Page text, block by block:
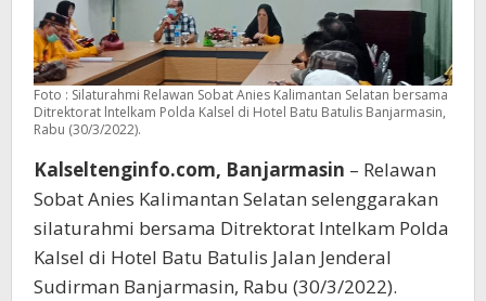
Foto : Silaturahmi Relawan Sobat Anies Kalimantan Selatan bersama
Ditrektorat lntelkam Polda Kalsel di Hotel Batu Batulis Banjarmasin,
Rabu (30/3/2022).
Kalseltenginfo.com, Banjarmasin – Relawan
Sobat Anies Kalimantan Selatan selenggarakan
silaturahmi bersama Ditrektorat lntelkam Polda
Kalsel di Hotel Batu Batulis Jalan Jenderal
Sudirman Banjarmasin, Rabu (30/3/2022).